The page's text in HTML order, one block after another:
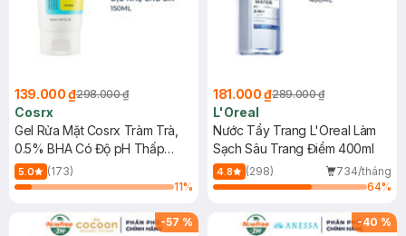
139.000 ₫298.000 ₫
Cosrx
Gel Rửa Mặt Cosrx Tràm Trà,
0.5% BHA Có Độ pH Thấp
150ml
5.0
(173)
11%
181.000 ₫289.000 ₫
L'Oreal
Nước Tẩy Trang L'Oreal Làm
Sạch Sâu Trang Điểm 400ml
4.8 (298)
734/tháng
64%
-57 % -40 %